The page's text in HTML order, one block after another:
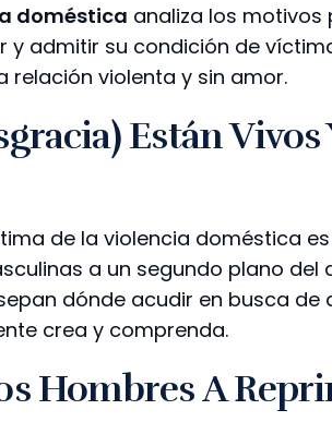
doméstica analiza los motivos
admitir su condición de
relación violenta y sin amor.
Están Vivos
de la violencia doméstica
a un segundo plano del
dónde acudir en busca de
crea y comprenda.
Hombres A